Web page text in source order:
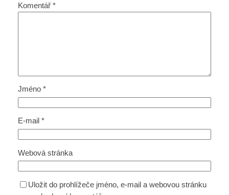
Komentář *
Jméno *
E-mail *
Webová stránka
Uložit do prohlížeče jméno, e-mail a webovou stránku